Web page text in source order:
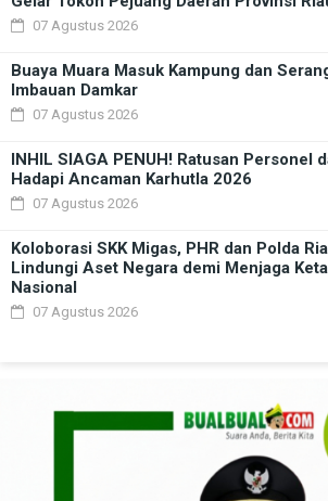
07 Agustus 2026
Buaya Muara Masuk Kampung dan
Imbauan Damkar
07 Agustus 2026
INHIL SIAGA PENUH! Ratusan Personel
Hadapi Ancaman Karhutla 2026
07 Agustus 2026
Koloborasi SKK Migas, PHR dan Polda
Lindungi Aset Negara demi Menjaga
Nasional
07 Agustus 2026